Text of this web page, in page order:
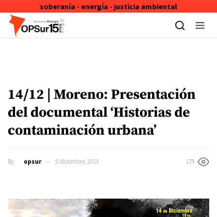
soberanía - energía - justicia ambiental
Skip to content
14/12 | Moreno: Presentación
del documental ‘Historias de
contaminación urbana’
By opsur 5 diciembre, 2013 179